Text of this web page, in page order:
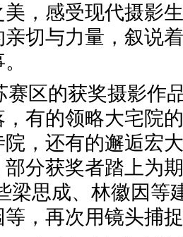
，感受现代摄影
切与力量，叙说
事。
赛区的获奖摄影作
有的领略大宅院
，还有的邂逅宏
分获奖者踏上为期
梁思成、林徽因等
等，再次用镜头